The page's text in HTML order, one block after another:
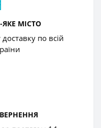
МІСТО
по всій